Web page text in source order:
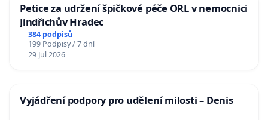
Petice za udržení špičkové péče ORL v nemocnici
Jindřichův Hradec
384 podpisů
199 Podpisy / 7 dní
29 Jul 2026
Vyjádření podpory pro udělení milosti – Denis